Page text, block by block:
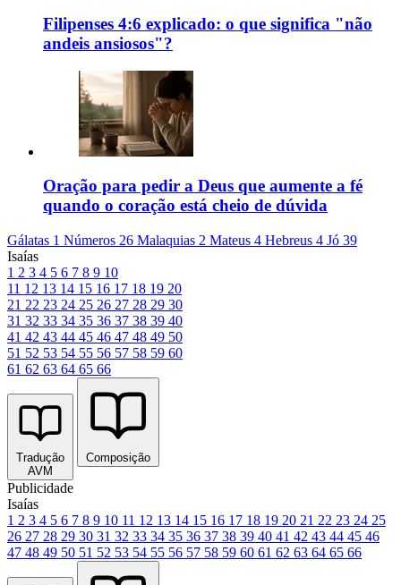
Filipenses 4:6 explicado: o que significa "não
andeis ansiosos"?
Oração para pedir a Deus que aumente a fé
quando o coração está cheio de dúvida
Gálatas 1 Números 26 Malaquias 2 Mateus 4 Hebreus 4 Jó 39
Isaías
1 2 3 4 5 6 7 8 9 10
11 12 13 14 15 16 17 18 19 20
21 22 23 24 25 26 27 28 29 30
31 32 33 34 35 36 37 38 39 40
41 42 43 44 45 46 47 48 49 50
51 52 53 54 55 56 57 58 59 60
61 62 63 64 65 66
Tradução
AVM
Composição
Publicidade
Isaías
1 2 3 4 5 6 7 8 9 10 11 12 13 14 15 16 17 18 19 20 21 22 23 24 25
26 27 28 29 30 31 32 33 34 35 36 37 38 39 40 41 42 43 44 45 46
47 48 49 50 51 52 53 54 55 56 57 58 59 60 61 62 63 64 65 66